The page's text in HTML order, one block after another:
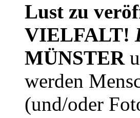
Lust zu
VIELFALT!
MÜNSTER
werden
(und/oder